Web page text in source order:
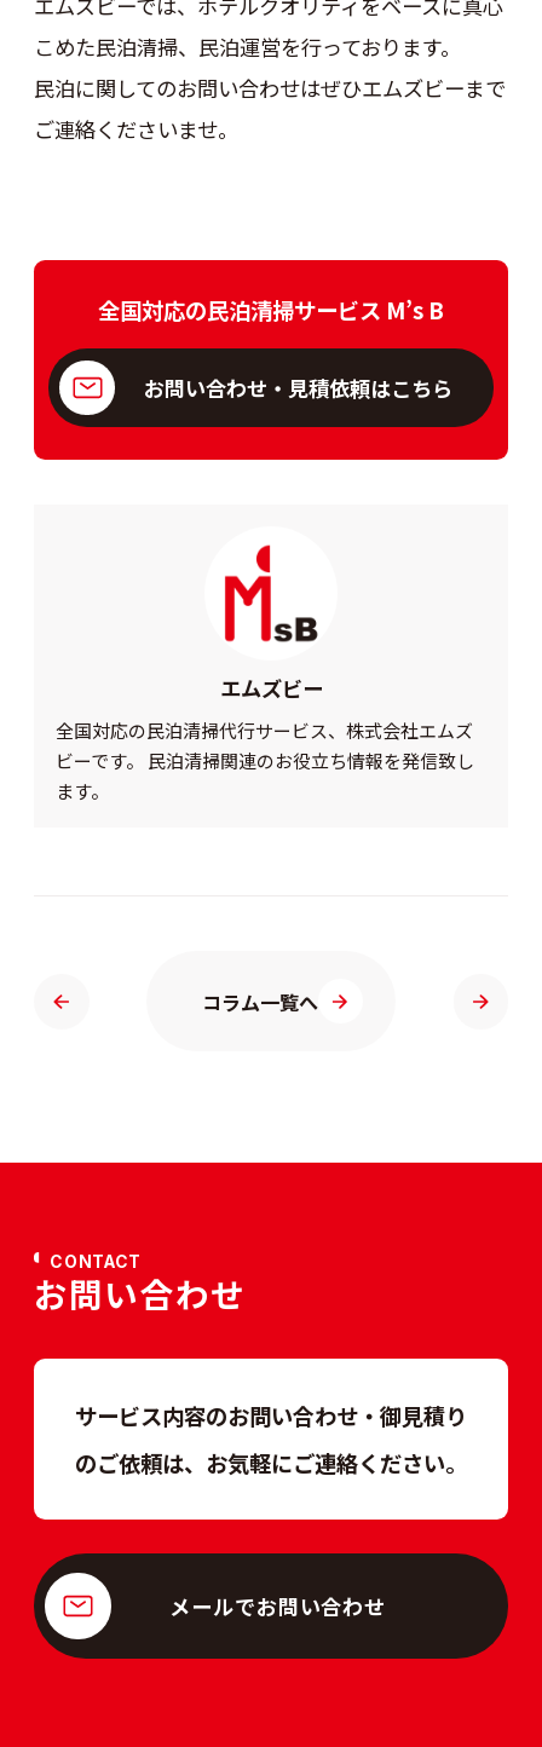
こめた民泊清掃、民泊運営を行っております。
民泊に関してのお問い合わせはぜひエムズビーまで
ご連絡くださいませ。
全国対応の民泊清掃サービス M’s B
お問い合わせ・見積依頼はこちら
エムズビー
全国対応の民泊清掃代行サービス、株式会社エムズ
ビーです。 民泊清掃関連のお役立ち情報を発信致し
ます。
コラム一覧へ
お問い合わせ
CONTACT
サービス内容のお問い合わせ・御見積り
のご依頼は、 お気軽にご連絡ください。
メールでお問い合わせ